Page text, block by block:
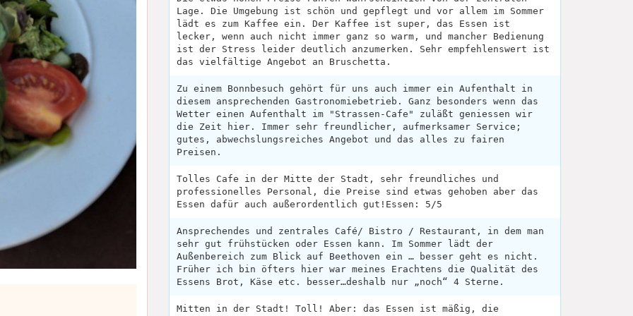
Lage. Die Umgebung ist schön und gepflegt und vor allem im Sommer
lädt es zum Kaffee ein. Der Kaffee ist super, das Essen ist
lecker, wenn auch nicht immer ganz so warm, und mancher Bedienung
ist der Stress leider deutlich anzumerken. Sehr empfehlenswert ist
das vielfältige Angebot an Bruschetta.
Zu einem Bonnbesuch gehört für uns auch immer ein Aufenthalt in
diesem ansprechenden Gastronomiebetrieb. Ganz besonders wenn das
Wetter einen Aufenthalt im "Strassen-Cafe" zuläßt geniessen wir
die Zeit hier. Immer sehr freundlicher, aufmerksamer Service;
gutes, abwechslungsreiches Angebot und das alles zu fairen
Preisen.
Tolles Cafe in der Mitte der Stadt, sehr freundliches und
professionelles Personal, die Preise sind etwas gehoben aber das
Essen dafür auch außerordentlich gut!Essen: 5/5
Ansprechendes und zentrales Café/ Bistro / Restaurant, in dem man
sehr gut frühstücken oder Essen kann. Im Sommer lädt der
Außenbereich zum Blick auf Beethoven ein … besser geht es nicht.
Früher ich bin öfters hier war meines Erachtens die Qualität des
Essens Brot, Käse etc. besser…deshalb nur „noch“ 4 Sterne.
Mitten in der Stadt! Toll! Aber: das Essen ist mäßig, die